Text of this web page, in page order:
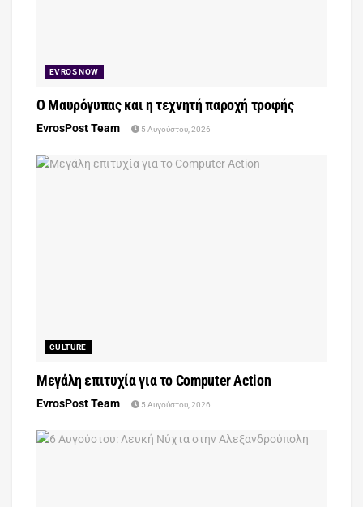
EVROS NOW
Ο Μαυρόγυπας και η τεχνητή παροχή τροφής
EvrosPost Team 5 Αυγούστου, 2026
CULTURE
Μεγάλη επιτυχία για το Computer Action
EvrosPost Team 5 Αυγούστου, 2026